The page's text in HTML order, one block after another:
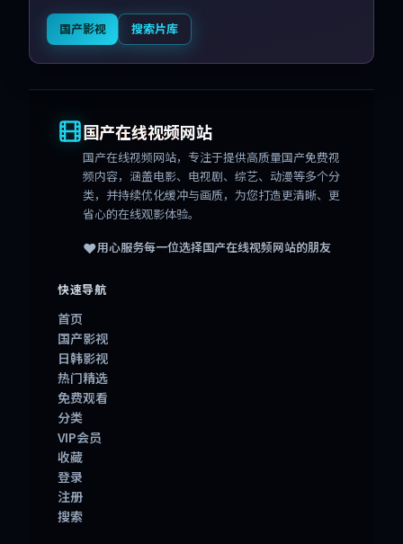
国产影视 搜索片库
国产在线视频网站
国产在线视频网站，专注于提供高质量国产免费视
频内容，涵盖电影、电视剧、综艺、动漫等多个分
类，并持续优化缓冲与画质，为您打造更清晰、更
省心的在线观影体验。
❤️用心服务每一位选择国产在线视频网站的朋友
快速导航
首页
国产影视
日韩影视
热门精选
免费观看
分类
VIP会员
收藏
登录
注册
搜索